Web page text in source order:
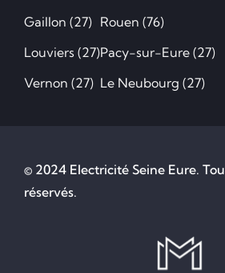
Gaillon (27)
Louviers (27)
Vernon (27)
Rouen (76)
Pacy-sur-Eure (27)
Le Neubourg (27)
© 2024 Electricité Seine Eure.
réservés.